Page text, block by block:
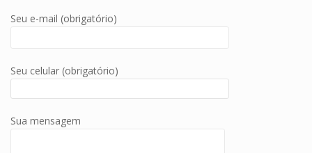
Seu e-mail (obrigatório)
Seu celular (obrigatório)
Sua mensagem